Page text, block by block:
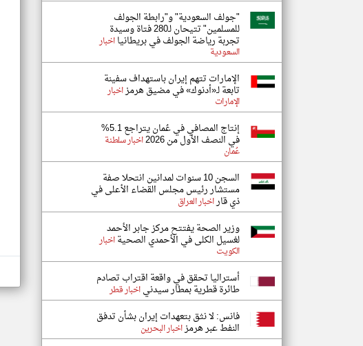
"جولف السعودية" و"رابطة الجولف
للمسلمين" تتيحان لـ280 فتاة وسيدة
تجربة رياضة الجولف في بريطانيااخبار
السعودية
الإمارات تتهم إيران باستهداف سفينة
تابعة لـ«أدنوك» في مضيق هرمزاخبار
الإمارات
إنتاج المصافي في عُمان يتراجع 5.1%
في النصف الأول من 2026 اخبار سلطنة
عُمان
السجن 10 سنوات لمدانين انتحلا صفة
مستشار رئيس مجلس القضاء الأعلى في
ذي قاراخبار العراق
وزير الصحة يفتتح مركز جابر الأحمد
لغسيل الكلى في الأحمدي الصحيةاخبار
الكويت
أستراليا تحقق في واقعة اقتراب تصادم
طائرة قطرية بمطار سيدنياخبار قطر
فانس: لا نثق بتعهدات إيران بشأن تدفق
النفط عبر هرمزاخبار البحرين